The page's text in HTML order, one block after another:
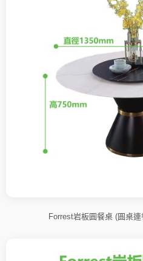
Forrest岩板圓餐桌 (圓桌